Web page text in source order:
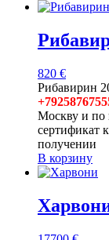
820 €
Рибавирин
Москву и по
сертификат
получении
В корзину